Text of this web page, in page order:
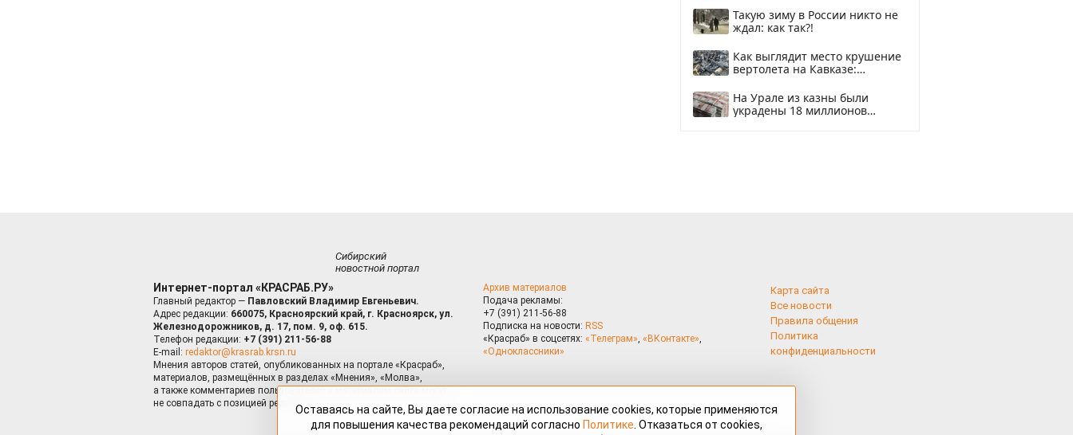
Такую зиму в России никто не
ждал: как так?!
Как выглядит место крушение
вертолета на Кавказе:
На Урале из казны были
украдены 18 миллионов
Сибирский
новостной портал
Интернет-портал «КРАСРАБ.РУ»
Главный редактор — Павловский Владимир Евгеньевич.
Адрес редакции: 660075, Красноярский край, г. Красноярск, ул.
Железнодорожников, д. 17, пом. 9, оф. 615.
Телефон редакции: +7 (391) 211-56-88
E-mail: redaktor@krasrab.krsn.ru
Мнения авторов статей, опубликованных на портале «Красраб»,
материалов, размещённых в разделах «Мнения», «Молва»,
а также комментариев пользователей к материалам сайта могут
не совпадать с позицией редакции.
Архив материалов
Подача рекламы:
+7 (391) 211-56-88
Подписка на новости: RSS
«Красраб» в соцсетях: «Телеграм», «ВКонтакте»,
«Одноклассники»
Карта сайта
Все новости
Правила общения
Политика
конфиденциальности
Оставаясь на сайте, Вы даете согласие на использование cookies, которые применяются
для повышения качества рекомендаций согласно Политике . Отказаться от cookies,